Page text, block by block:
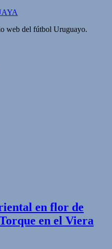
web del fútbol Uruguayo.
en flor de
en el Viera